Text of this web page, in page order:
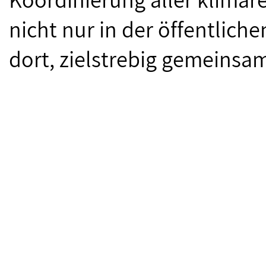
nicht nur in der
dort, zielstrebig